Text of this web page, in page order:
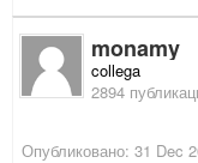
monamy
collega
2894
Опубликовано: 31 Dec